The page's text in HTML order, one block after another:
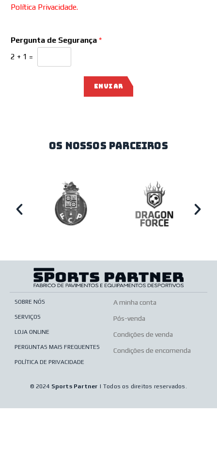
Política Privacidade.
Pergunta de Segurança*
2 + 1 =
ENVIAR
os nossos parceiros
SOBRE NÓS
SERVIÇOS
LOJA ONLINE
PERGUNTAS MAIS FREQUENTES
POLÍTICA DE PRIVACIDADE
A minha conta
Pós-venda
Condições de venda
Condições de encomenda
© 2024 Sports Partner | Todos os direitos reservados.